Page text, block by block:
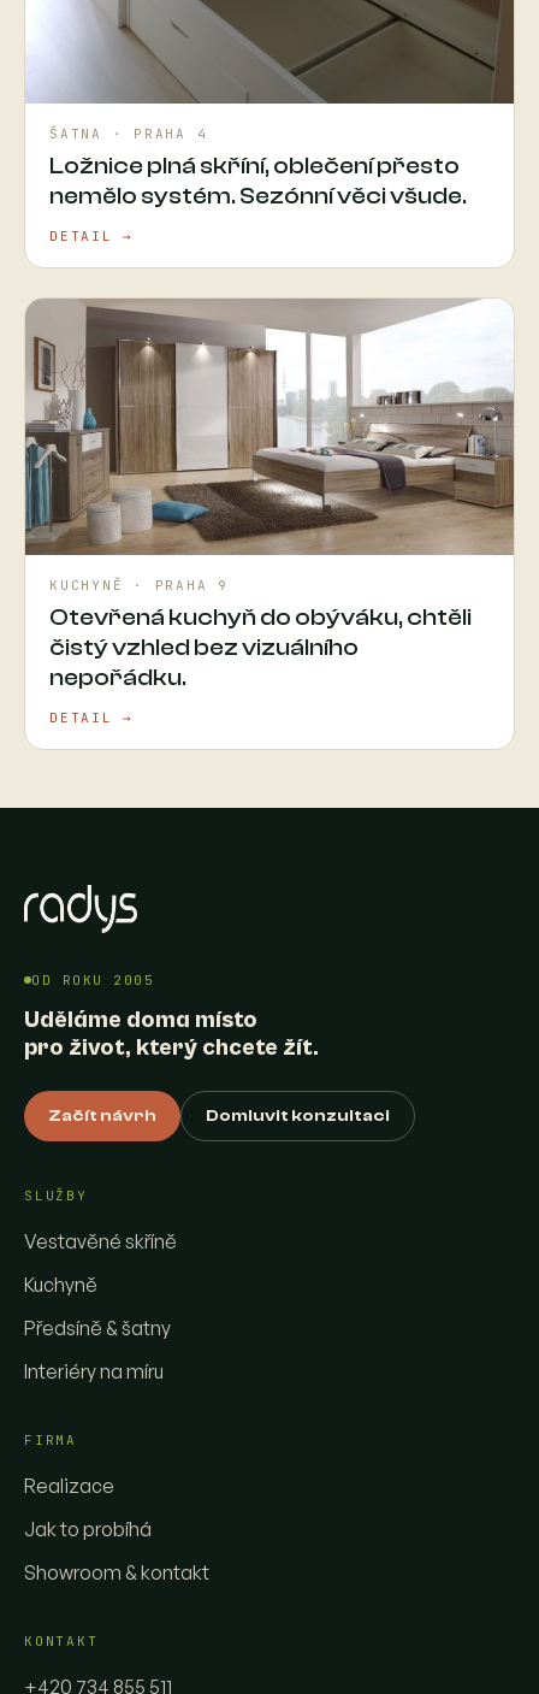
ŠATNA · PRAHA 4
Ložnice plná skříní, oblečení přesto
nemělo systém. Sezónní věci všude.
DETAIL →
KUCHYNĚ · PRAHA 9
Otevřená kuchyň do obýváku, chtěli
čistý vzhled bez vizuálního
nepořádku.
DETAIL →
OD ROKU 2005
Uděláme doma místo
pro život, který chcete žít.
Začít návrh Domluvit konzultaci
SLUŽBY
Vestavěné skříně
Kuchyně
Předsíně & šatny
Interiéry na míru
FIRMA
Realizace
Jak to probíhá
Showroom & kontakt
KONTAKT
+420 734 855 511